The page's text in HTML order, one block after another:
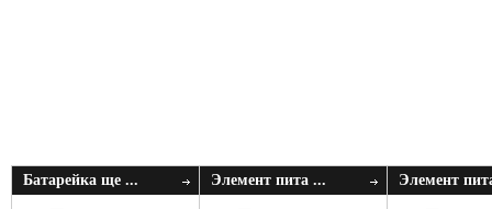
Батарейка ще ... Элемент пита ... Элемент